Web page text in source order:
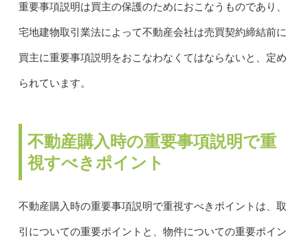
重要事項説明は買主の保護のためにおこなうものであり、
宅地建物取引業法によって不動産会社は売買契約締結前に
買主に重要事項説明をおこなわなくてはならないと、定め
られています。
不動産購入時の重要事項説明で重
視すべきポイント
不動産購入時の重要事項説明で重視すべきポイントは、取
引についての重要ポイントと、物件についての重要ポイン